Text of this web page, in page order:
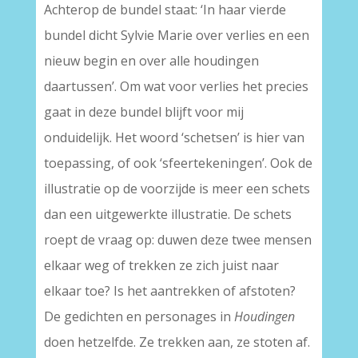
Achterop de bundel staat: ‘In haar vierde
bundel dicht Sylvie Marie over verlies en een
nieuw begin en over alle houdingen
daartussen’. Om wat voor verlies het precies
gaat in deze bundel blijft voor mij
onduidelijk. Het woord ‘schetsen’ is hier van
toepassing, of ook ‘sfeertekeningen’. Ook de
illustratie op de voorzijde is meer een schets
dan een uitgewerkte illustratie. De schets
roept de vraag op: duwen deze twee mensen
elkaar weg of trekken ze zich juist naar
elkaar toe? Is het aantrekken of afstoten?
De gedichten en personages in Houdingen
doen hetzelfde. Ze trekken aan, ze stoten af.